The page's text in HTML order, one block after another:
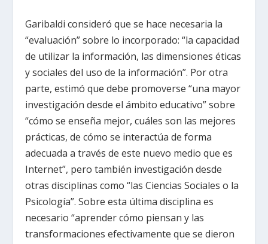
Garibaldi consideró que se hace necesaria la
“evaluación” sobre lo incorporado: “la capacidad
de utilizar la información, las dimensiones éticas
y sociales del uso de la información”. Por otra
parte, estimó que debe promoverse “una mayor
investigación desde el ámbito educativo” sobre
“cómo se enseña mejor, cuáles son las mejores
prácticas, de cómo se interactúa de forma
adecuada a través de este nuevo medio que es
Internet”, pero también investigación desde
otras disciplinas como “las Ciencias Sociales o la
Psicología”. Sobre esta última disciplina es
necesario “aprender cómo piensan y las
transformaciones efectivamente que se dieron